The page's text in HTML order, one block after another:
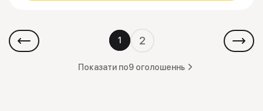
1 2
Показати по9 оголошеннь